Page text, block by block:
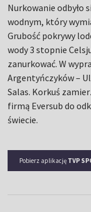
Nurkowanie odbyło
wodnym, który
Grubość pokrywy
wody 3 stopnie
zanurkować. W
Argentyńczyków –
Salas. Korkuś
firmą Eversub do
świecie.
Pobierz aplikację TVP